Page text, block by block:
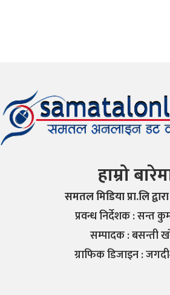
हाम्रो
समतल मिडिया प्रा.लि
प्रवन्ध निर्देशक : सन्त
सम्पादक : बसन्ती
ग्राफिक डिजाइन :